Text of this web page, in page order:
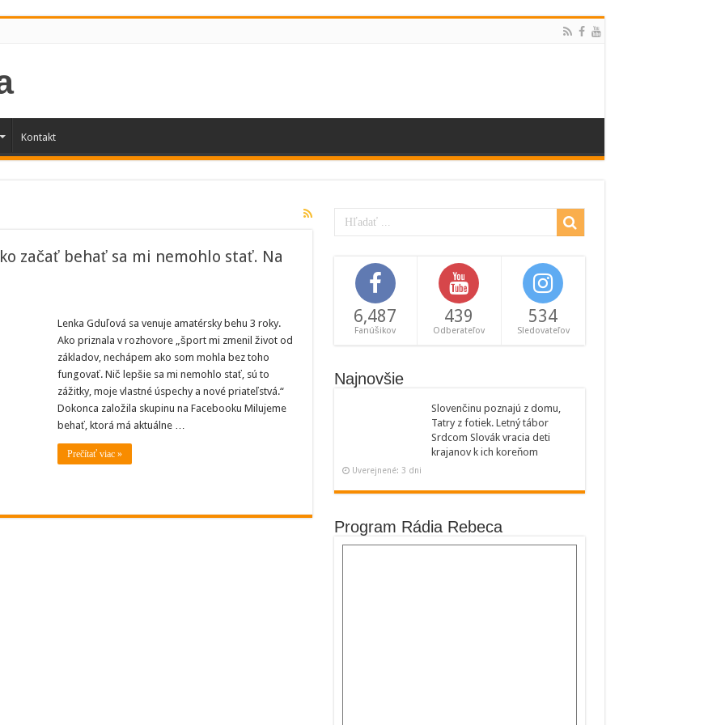
Kontakt
začať behať sa mi nemohlo stať. Na
Lenka Gduľová sa venuje amatérsky behu 3 roky.
Ako priznala v rozhovore „šport mi zmenil život od
základov, nechápem ako som mohla bez toho
fungovať. Nič lepšie sa mi nemohlo stať, sú to
zážitky, moje vlastné úspechy a nové priateľstvá.“
Dokonca založila skupinu na Facebooku Milujeme
behať, ktorá má aktuálne …
Prečítať viac »
6,487
Fanúšikov
439
Odberateľov
534
Sledovateľov
Najnovšie
Slovenčinu poznajú z domu,
Tatry z fotiek. Letný tábor
Srdcom Slovák vracia deti
krajanov k ich koreňom
Uverejnené: 3 dni
Program Rádia Rebeca